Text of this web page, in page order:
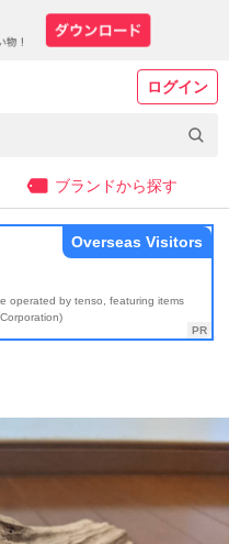
ログイン
ブランドから探す
operated by tenso, featuring items
Overseas Visitors